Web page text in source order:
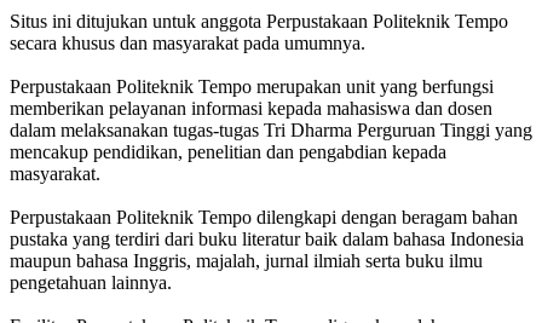
Situs ini ditujukan untuk anggota Perpustakaan Politeknik Tempo
secara khusus dan masyarakat pada umumnya.
Perpustakaan Politeknik Tempo merupakan unit yang berfungsi
memberikan pelayanan informasi kepada mahasiswa dan dosen
dalam melaksanakan tugas-tugas Tri Dharma Perguruan Tinggi yang
mencakup pendidikan, penelitian dan pengabdian kepada
masyarakat.
Perpustakaan Politeknik Tempo dilengkapi dengan beragam bahan
pustaka yang terdiri dari buku literatur baik dalam bahasa Indonesia
maupun bahasa Inggris, majalah, jurnal ilmiah serta buku ilmu
pengetahuan lainnya.